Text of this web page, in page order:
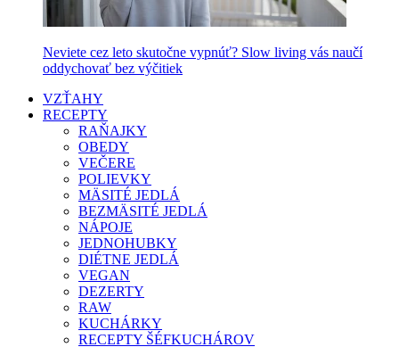
Neviete cez leto skutočne vypnúť? Slow living vás naučí
oddychovať bez výčitiek
VZŤAHY
RECEPTY
RAŇAJKY
OBEDY
VEČERE
POLIEVKY
MÄSITÉ JEDLÁ
BEZMÄSITÉ JEDLÁ
NÁPOJE
JEDNOHUBKY
DIÉTNE JEDLÁ
VEGAN
DEZERTY
RAW
KUCHÁRKY
RECEPTY ŠÉFKUCHÁROV